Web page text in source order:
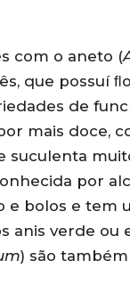
com o aneto (
que possuí
de
mais doce,
suculenta
por
e bolos e tem
anis verde ou
) são